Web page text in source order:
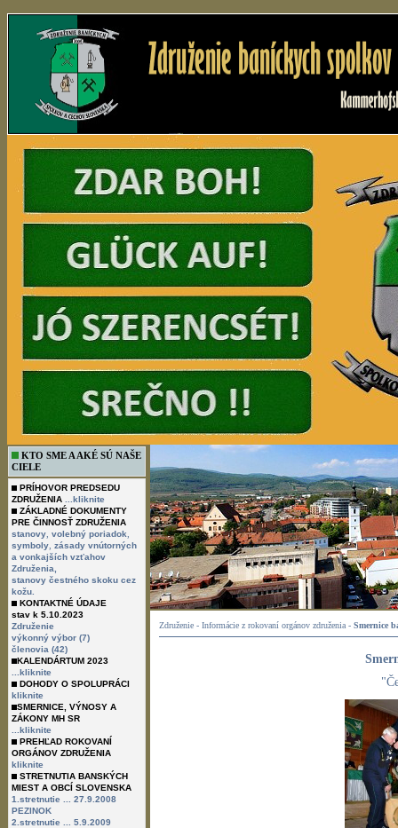
KTO SME A AKÉ SÚ NAŠE
CIELE
PRÍHOVOR PREDSEDU
ZDRUŽENIA
...kliknite
ZÁKLADNÉ DOKUMENTY
PRE ČINNOSŤ ZDRUŽENIA
stanovy volebný poriadok
symboly zásady vnútorných
a vonkajších vzťahov
Združenia,
stanovy čestného skoku cez
kožu.
KONTAKTNÉ ÚDAJE
stav k 5.10.2023
Združenie
výkonný výbor (7)
členovia (42)
KALENDÁRTUM 2023
...kliknite
DOHODY O SPOLUPRÁCI
kliknite
SMERNICE, VÝNOSY A
ZÁKONY MH SR
...kliknite
PREHĽAD ROKOVANÍ
ORGÁNOV ZDRUŽENIA
kliknite
STRETNUTIA BANSKÝCH
MIEST A OBCÍ SLOVENSKA
1.stretnutie ... 27.9.2008
PEZINOK
2.stretnutie ... 5.9.2009
Združenie - Informácie z rokovaní orgánov združenia - Smernice